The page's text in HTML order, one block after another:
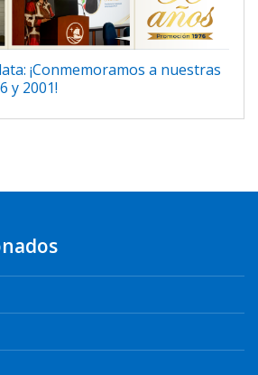
¡Conmemoramos a nuestras
y 2001!